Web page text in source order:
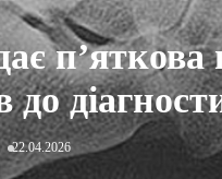
до
22.04.2026